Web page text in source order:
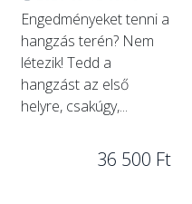
Engedményeket tenni a
hangzás terén? Nem
létezik! Tedd a
hangzást az első
helyre, csakúgy,...
36 500 Ft